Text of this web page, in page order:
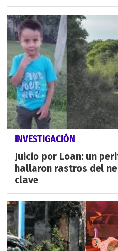
INVESTIGACIÓN
Juicio por Loan: un
hallaron rastros del
clave